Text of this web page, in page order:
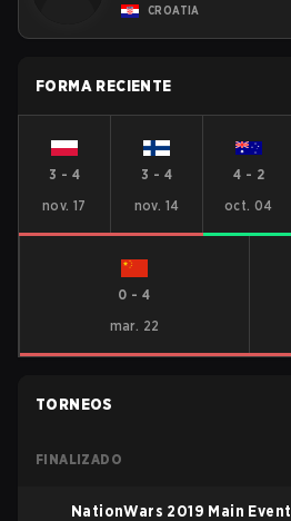
CROATIA
FORMA RECIENTE
3 - 4
nov. 17
3 - 4
nov. 14
4 - 2
oct. 04
0 -4
mar. 22
TORNEOS
FINALIZADO
NationWars 2019 Main Event